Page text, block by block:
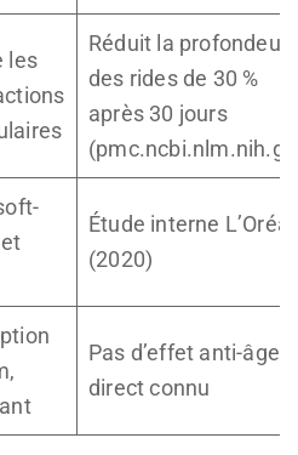
les
Réduit la profondeur
des rides de 30 %
après 30 jours
Étude interne L’Oréal
(2020)
Pas d’effet anti-âge
direct connu